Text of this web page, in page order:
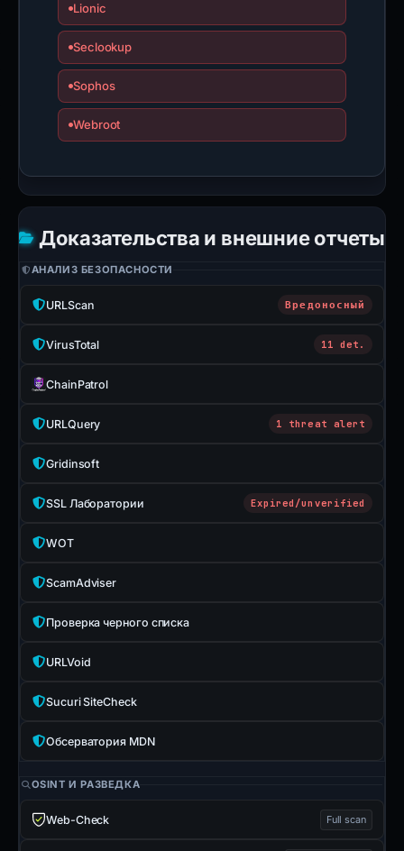
Lionic
Seclookup
Sophos
Webroot
Доказательства и внешние отчеты
АНАЛИЗ БЕЗОПАСНОСТИ
URLScan Вредоносный
VirusTotal 11 det.
ChainPatrol
URLQuery 1 threat alert
Gridinsoft
SSL Лаборатории Expired/unverified
WOT
ScamAdviser
Проверка черного списка
URLVoid
Sucuri SiteCheck
Обсерватория MDN
OSINT И РАЗВЕДКА
Web-Check Full scan